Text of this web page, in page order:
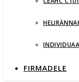
FIRMADELE